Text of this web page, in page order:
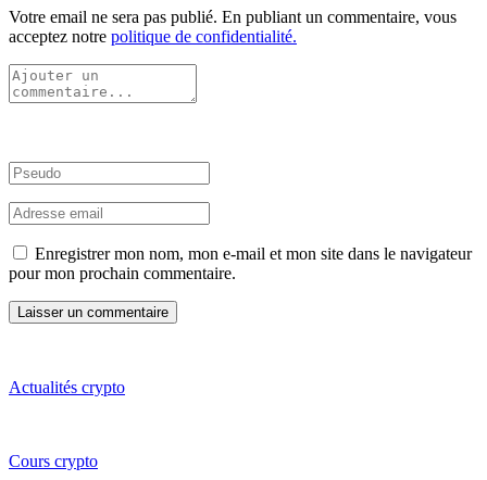
Votre email ne sera pas publié. En publiant un commentaire, vous
acceptez notre politique de confidentialité.
Enregistrer mon nom, mon e-mail et mon site dans le navigateur
pour mon prochain commentaire.
Actualités crypto
Cours crypto